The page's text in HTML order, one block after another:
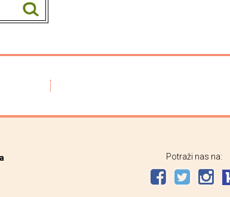
Potraži nas na: